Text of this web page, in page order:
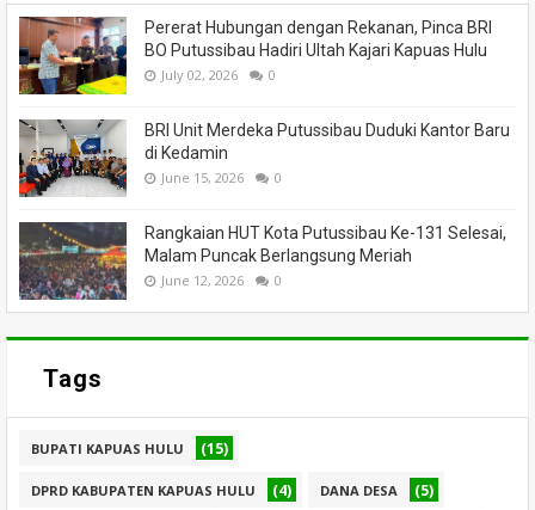
Pererat Hubungan dengan Rekanan, Pinca BRI
BO Putussibau Hadiri Ultah Kajari Kapuas Hulu
July 02, 2026 0
BRI Unit Merdeka Putussibau Duduki Kantor Baru
di Kedamin
June 15, 2026 0
Rangkaian HUT Kota Putussibau Ke-131 Selesai,
Malam Puncak Berlangsung Meriah
June 12, 2026 0
Tags
BUPATI KAPUAS HULU (15)
DPRD KABUPATEN KAPUAS HULU (4) DANA DESA (5)